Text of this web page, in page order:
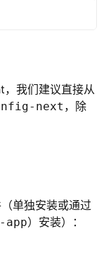
我们建议直接从
next ，除
单独安装或通过
）安装）：